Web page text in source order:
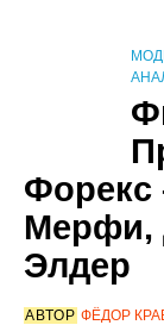
Форекс
Мерфи,
Элдер
АВТОР ФЁДОР